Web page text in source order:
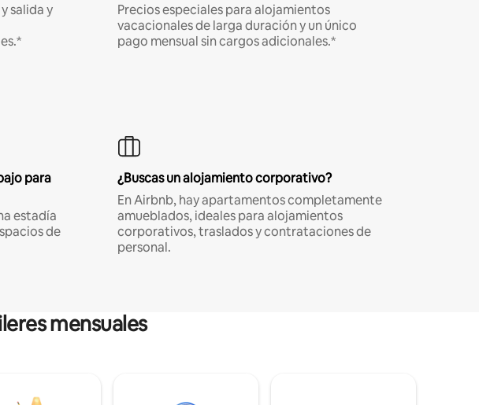
salida y
Precios especiales para alojamientos
vacacionales de larga duración y un único
pago mensual sin cargos adicionales.*
para
estadía
de
¿Buscas un alojamiento corporativo?
En Airbnb, hay apartamentos completamente
amueblados, ideales para alojamientos
corporativos, traslados y contrataciones de
personal.
mensuales